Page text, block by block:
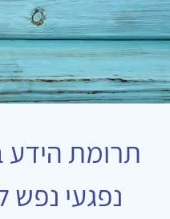
תרומת
נפגעי נפש